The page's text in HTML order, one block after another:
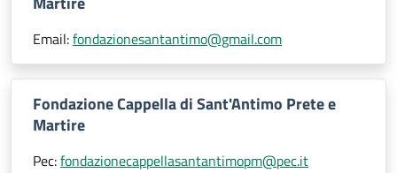
Email:fondazionesantantimo@gmail.com
Fondazione Cappella di Sant'Antimo Prete e
Martire
Pec:fondazionecappellasantantimopm@pec.it